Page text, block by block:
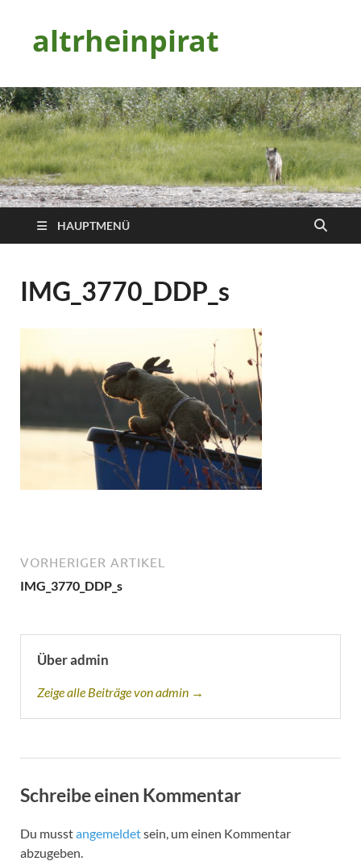
altrheinpirat
HAUPTMENÜ
IMG_3770_DDP_s
VORHERIGER ARTIKEL
IMG_3770_DDP_s
Über admin
Zeige alle Beiträge von admin →
Schreibe einen Kommentar
Du musstangemeldetsein, um einen Kommentar
abzugeben.